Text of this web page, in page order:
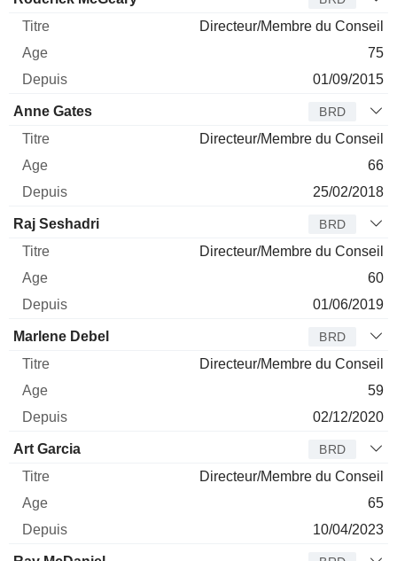
Directeur/Membre du Conseil
75
01/09/2015
Anne Gates BRD
Directeur/Membre du Conseil
66
25/02/2018
Raj Seshadri BRD
Directeur/Membre du Conseil
60
01/06/2019
Marlene Debel BRD
Directeur/Membre du Conseil
59
02/12/2020
Art Garcia BRD
Directeur/Membre du Conseil
65
10/04/2023